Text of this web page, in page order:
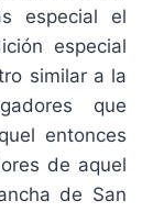
especial el
especial
similar a la
que
entonces
de aquel
de San